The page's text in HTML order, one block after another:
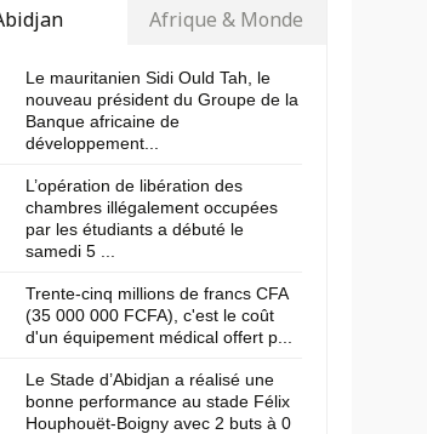
Afrique & Monde
Le mauritanien Sidi Ould Tah, le
nouveau président du Groupe de la
Banque africaine de
développement...
L’opération de libération des
chambres illégalement occupées
par les étudiants a débuté le
samedi 5 ...
Trente-cinq millions de francs CFA
(35 000 000 FCFA), c'est le coût
d'un équipement médical offert p...
Le Stade d’Abidjan a réalisé une
bonne performance au stade Félix
Houphouët-Boigny avec 2 buts à 0